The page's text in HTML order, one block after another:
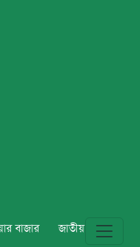
বাজার জাতীয় বিশ্ব